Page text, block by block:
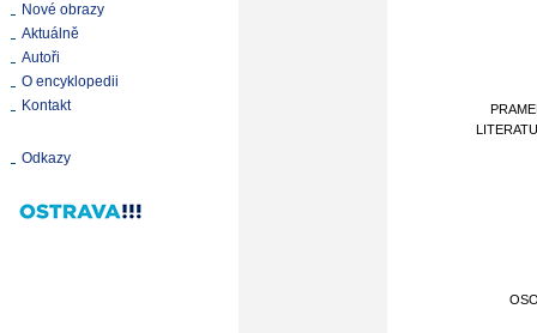
Nové obrazy
Aktuálně
Autoři
O encyklopedii
Kontakt
Odkazy